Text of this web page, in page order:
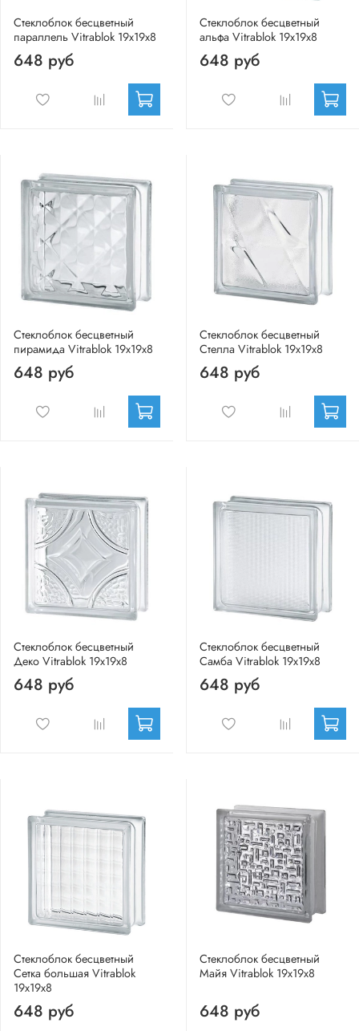
Стеклоблок бесцветный
параллель Vitrablok 19х19х8
648 руб
Стеклоблок бесцветный
альфа Vitrablok 19х19х8
648 руб
Стеклоблок бесцветный
пирамида Vitrablok 19х19х8
648 руб
Стеклоблок бесцветный
Стелла Vitrablok 19х19х8
648 руб
Стеклоблок бесцветный
Деко Vitrablok 19х19х8
648 руб
Стеклоблок бесцветный
Самба Vitrablok 19х19х8
648 руб
Стеклоблок бесцветный
Сетка большая Vitrablok
19х19х8
648 руб
Стеклоблок бесцветный
Майя Vitrablok 19х19х8
648 руб